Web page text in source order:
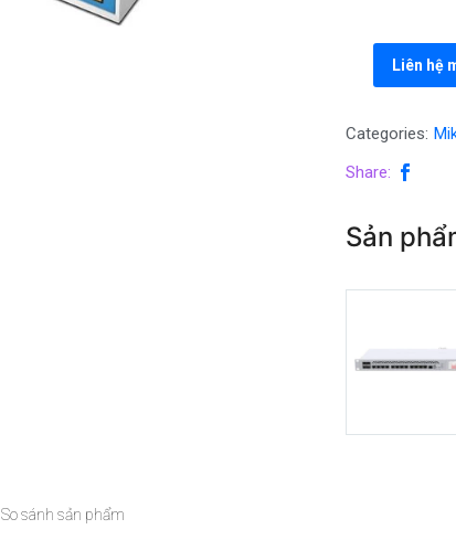
Liên hệ
Categories:
Share:
Sản
So sánh sản phẩm